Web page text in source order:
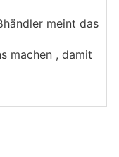
meint das
machen , damit